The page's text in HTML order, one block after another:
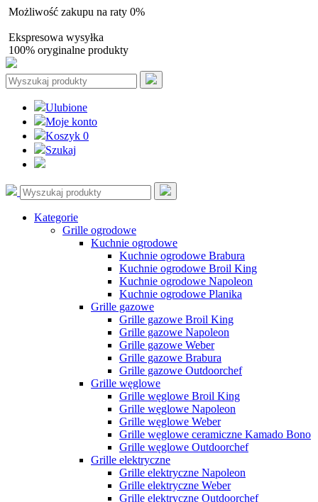
Możliwość zakupu na raty 0%
Ekspresowa wysyłka
100% oryginalne produkty
Ulubione
Moje konto
Koszyk 0
Szukaj
Kategorie
Grille ogrodowe
Kuchnie ogrodowe
Kuchnie ogrodowe Brabura
Kuchnie ogrodowe Broil King
Kuchnie ogrodowe Napoleon
Kuchnie ogrodowe Planika
Grille gazowe
Grille gazowe Broil King
Grille gazowe Napoleon
Grille gazowe Weber
Grille gazowe Brabura
Grille gazowe Outdoorchef
Grille węglowe
Grille węglowe Broil King
Grille węglowe Napoleon
Grille węglowe Weber
Grille węglowe ceramiczne Kamado Bono
Grille węglowe Outdoorchef
Grille elektryczne
Grille elektryczne Napoleon
Grille elektryczne Weber
Grille elektryczne Outdoorchef